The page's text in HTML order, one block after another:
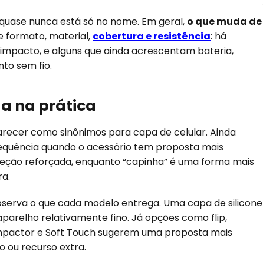
nunca está só no nome. Em geral, o que muda de
formato, material, cobertura e resistência: há
e alguns que ainda acrescentam bateria,
sem fio.
na prática
como sinônimos para capa de celular. Ainda
quando o acessório tem proposta mais
reforçada, enquanto “capinha” é uma forma mais
o que cada modelo entrega. Uma capa de silicone
relativamente fino. Já opções como flip,
e Soft Touch sugerem uma proposta mais
ou recurso extra.